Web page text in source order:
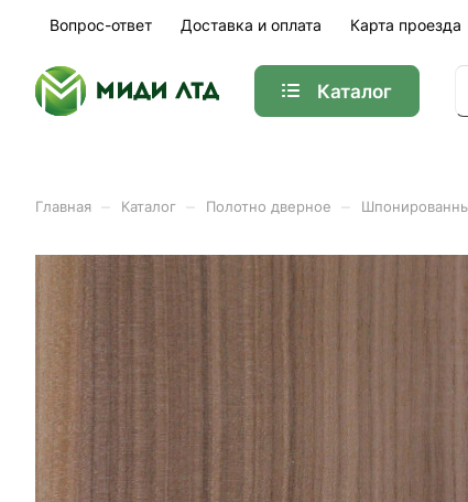
Вопрос-ответ Доставка и оплата Карта проезда
Каталог
Главная Каталог Полотно дверное
Брус коробочный
35х70х2050
Арт. 01-38118